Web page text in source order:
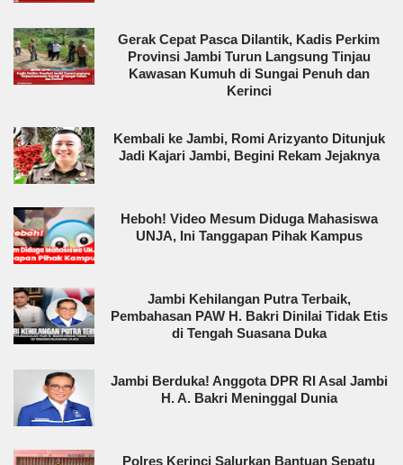
Gerak Cepat Pasca Dilantik, Kadis Perkim
Provinsi Jambi Turun Langsung Tinjau
Kawasan Kumuh di Sungai Penuh dan
Kerinci
Kembali ke Jambi, Romi Arizyanto Ditunjuk
Jadi Kajari Jambi, Begini Rekam Jejaknya
Heboh! Video Mesum Diduga Mahasiswa
UNJA, Ini Tanggapan Pihak Kampus
Jambi Kehilangan Putra Terbaik,
Pembahasan PAW H. Bakri Dinilai Tidak Etis
di Tengah Suasana Duka
Jambi Berduka! Anggota DPR RI Asal Jambi
H. A. Bakri Meninggal Dunia
Polres Kerinci Salurkan Bantuan Sepatu